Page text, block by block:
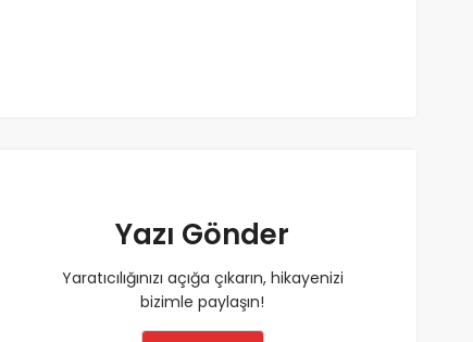
Yazı Gönder
Yaratıcılığınızı açığa çıkarın, hikayenizi
bizimle paylaşın!